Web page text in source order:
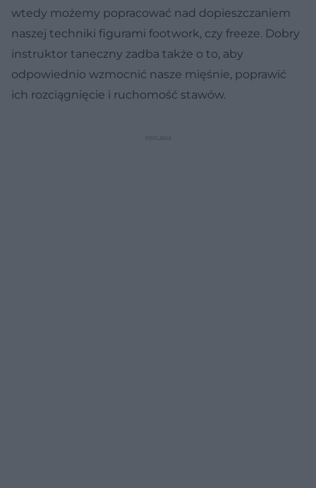
wtedy możemy popracować nad dopieszczaniem
naszej techniki figurami footwork, czy freeze. Dobry
instruktor taneczny zadba także o to, aby
odpowiednio wzmocnić nasze mięśnie, poprawić
ich rozciągnięcie i ruchomość stawów.